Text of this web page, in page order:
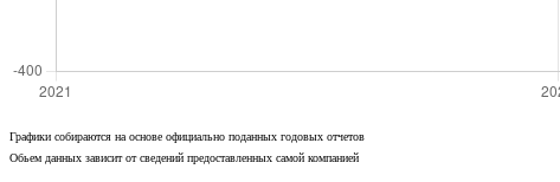
Графики собираются на основе официально поданных годовых отчетов
Обьем данных зависит от сведений предоставленных самой компанией